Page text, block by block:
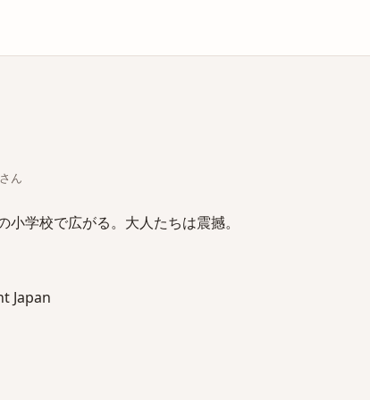
ん
学校で広がる。大人たちは震撼。
Japan